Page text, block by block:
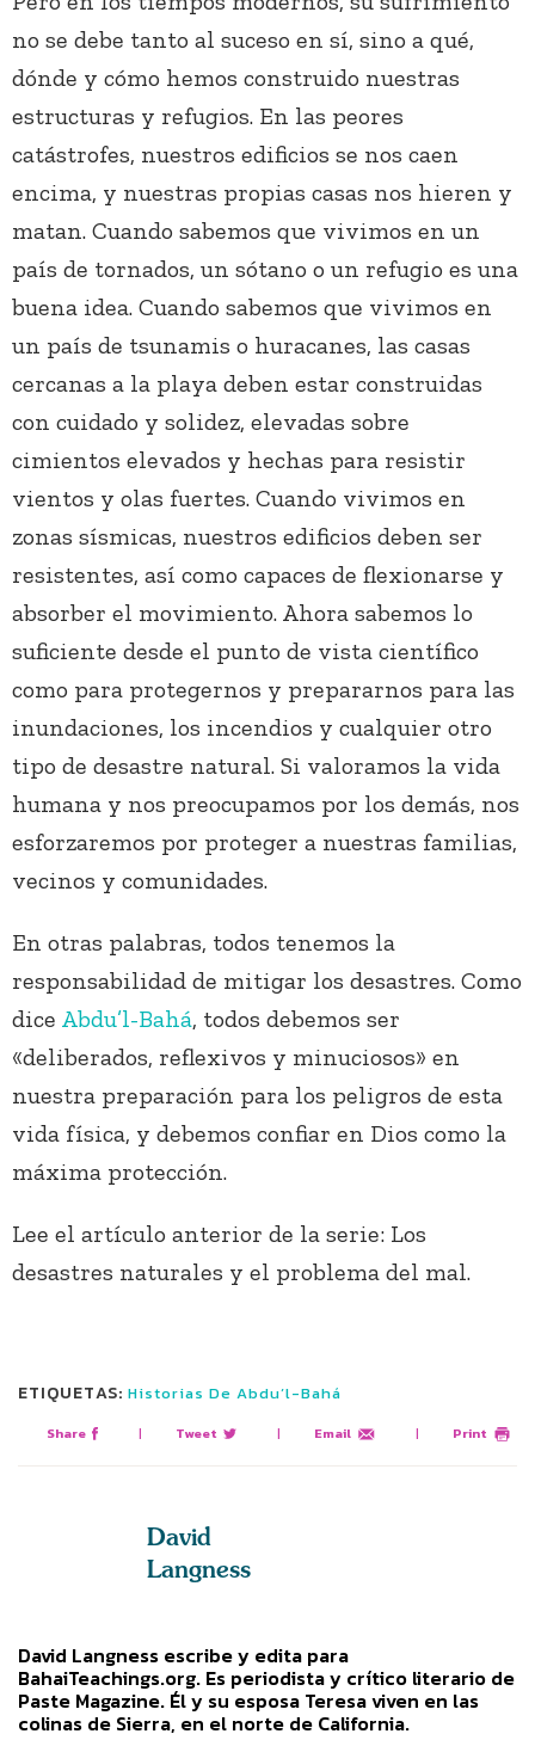
no se debe tanto al suceso en sí, sino a qué,
dónde y cómo hemos construido nuestras
estructuras y refugios. En las peores
catástrofes, nuestros edificios se nos caen
encima, y nuestras propias casas nos hieren y
matan. Cuando sabemos que vivimos en un
país de tornados, un sótano o un refugio es una
buena idea. Cuando sabemos que vivimos en
un país de tsunamis o huracanes, las casas
cercanas a la playa deben estar construidas
con cuidado y solidez, elevadas sobre
cimientos elevados y hechas para resistir
vientos y olas fuertes. Cuando vivimos en
zonas sísmicas, nuestros edificios deben ser
resistentes, así como capaces de flexionarse y
absorber el movimiento. Ahora sabemos lo
suficiente desde el punto de vista científico
como para protegernos y prepararnos para las
inundaciones, los incendios y cualquier otro
tipo de desastre natural. Si valoramos la vida
humana y nos preocupamos por los demás, nos
esforzaremos por proteger a nuestras familias,
vecinos y comunidades.
En otras palabras, todos tenemos la
responsabilidad de mitigar los desastres. Como
dice Abdu’l-Bahá, todos debemos ser
«deliberados, reflexivos y minuciosos» en
nuestra preparación para los peligros de esta
vida física, y debemos confiar en Dios como la
máxima protección.
Lee el artículo anterior de la serie: Los
desastres naturales y el problema del mal.
ETIQUETAS: Historias De Abdu’l-Bahá
Share | Tweet | Email | Print
David
Langness
David Langness escribe y edita para
BahaiTeachings.org. Es periodista y crítico literario de
Paste Magazine. Él y su esposa Teresa viven en las
colinas de Sierra, en el norte de California.